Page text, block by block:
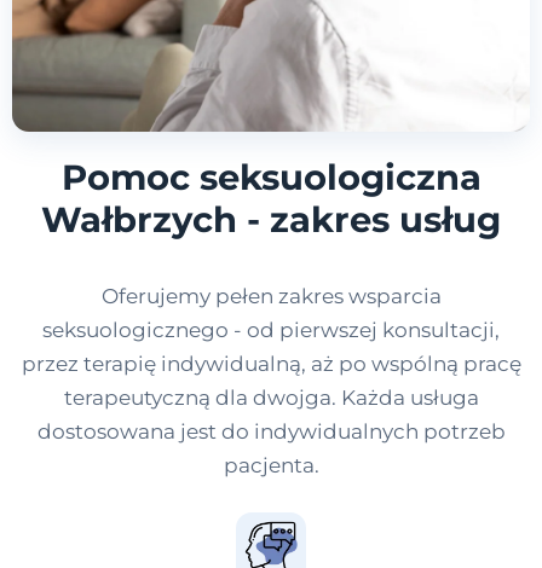
Pomoc seksuologiczna
Wałbrzych - zakres usług
Oferujemy pełen zakres wsparcia
seksuologicznego - od pierwszej konsultacji,
przez terapię indywidualną, aż po wspólną pracę
terapeutyczną dla dwojga. Każda usługa
dostosowana jest do indywidualnych potrzeb
pacjenta.